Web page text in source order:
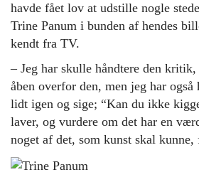
havde fået lov at udstille nogle
Trine Panum i bunden af hendes
kendt fra TV.
– Jeg har skulle håndtere den
åben overfor den, men jeg har
lidt igen og sige; “Kan du ikke
laver, og vurdere om det har en
noget af det, som kunst skal